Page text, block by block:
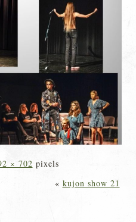
× 702 pixels
« kujon show 21